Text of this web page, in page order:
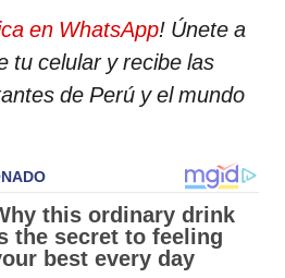
en WhatsApp! Únete a
tu celular y recibe las
de Perú y el mundo